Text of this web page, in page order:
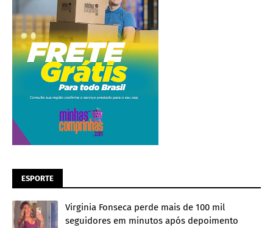
ESPORTE
Virginia Fonseca perde mais de 100 mil
seguidores em minutos após depoimento